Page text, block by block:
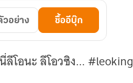
วอย่าง ซื้ออีบุ๊ก
โอนะ ลีโอวซิง... #leoking